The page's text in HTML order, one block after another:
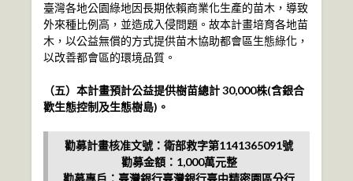
臺灣各地公園綠地因長期依賴商業化生產的苗木，導致
外來種比例高，並造成入侵問題。故本計畫培育各地苗
木，以公益無償的方式提供苗木協助都會區生態綠化，
以改善都會區的環境品質。
（五）本計畫預計公益提供樹苗總計 30,000株(含銀合
歡生態控制及生態樹島)。
勸募計畫核准文號：衛部救字第1141365091號
勸募金額：1,000萬元整